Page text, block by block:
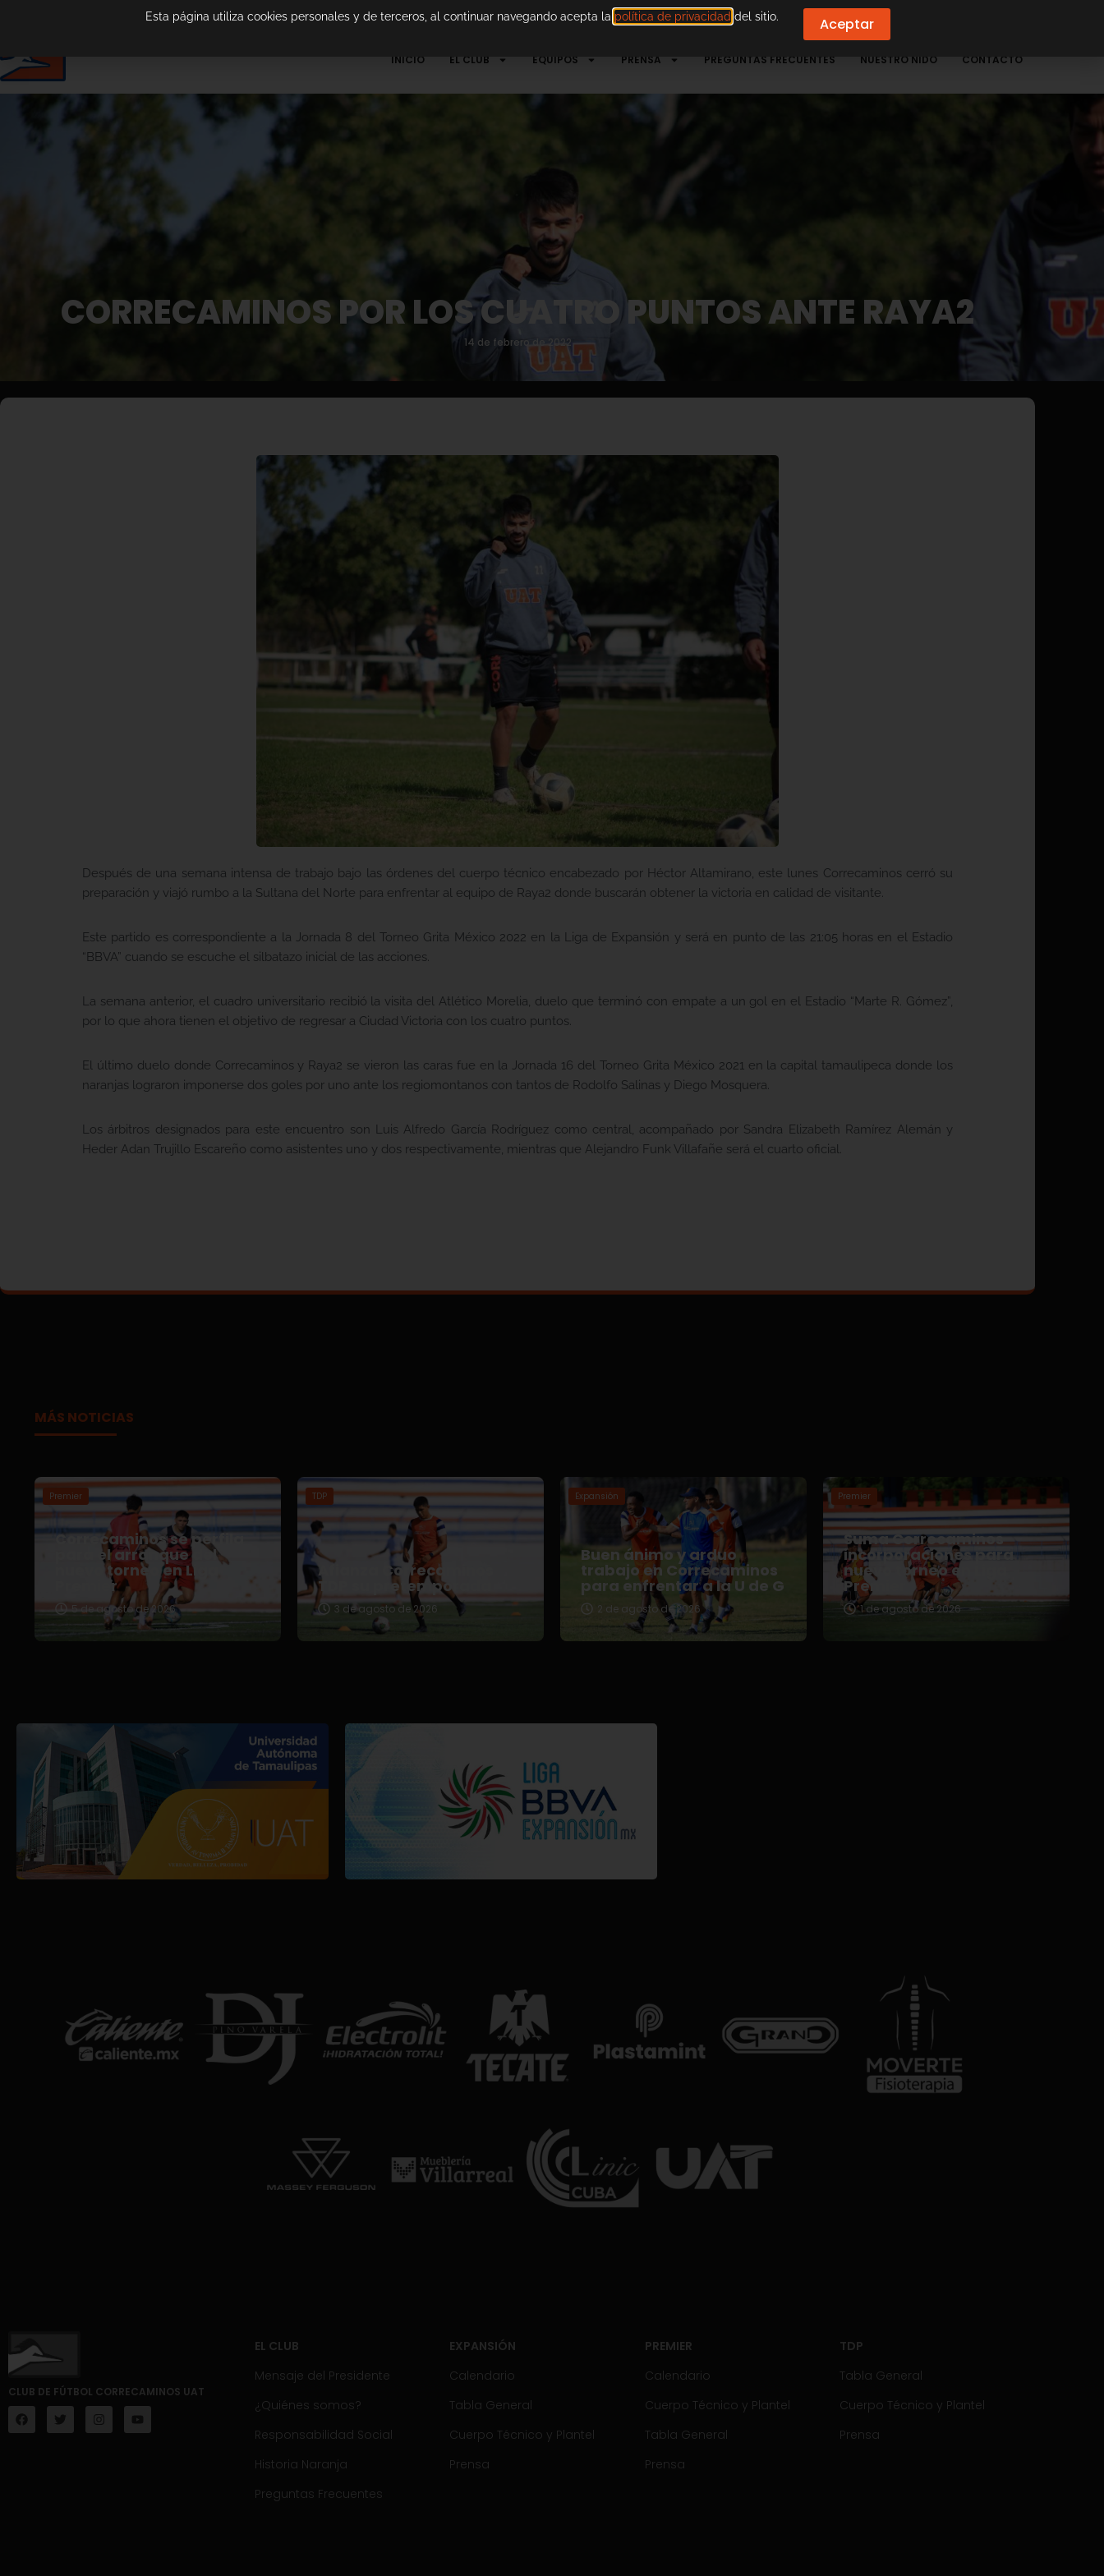
INICIO EL CLUB EQUIPOS PRENSA PREGUNTAS FRECUENTES NUESTRO NIDO CONTACTO
CORRECAMINOS POR LOS CUATRO PUNTOS ANTE RAYA2
14 de febrero de 2022
Después de una semana intensa de trabajo bajo las órdenes del cuerpo técnico encabezado por Héctor Altamirano, este lunes Correcaminos cerró su
preparación y viajó rumbo a la Sultana del Norte para enfrentar al equipo de Raya2 donde buscarán obtener la victoria en calidad de visitante.
Este partido es correspondiente a la Jornada 8 del Torneo Grita México 2022 en la Liga de Expansión y será en punto de las 21:05 horas en el Estadio
“BBVA” cuando se escuche el silbatazo inicial de las acciones.
La semana anterior, el cuadro universitario recibió la visita del Atlético Morelia, duelo que terminó con empate a un gol en el Estadio “Marte R. Gómez”,
por lo que ahora tienen el objetivo de regresar a Ciudad Victoria con los cuatro puntos.
El último duelo donde Correcaminos y Raya2 se vieron las caras fue en la Jornada 16 del Torneo Grita México 2021 en la capital tamaulipeca donde los
naranjas lograron imponerse dos goles por uno ante los regiomontanos con tantos de Rodolfo Salinas y Diego Mosquera.
Los árbitros designados para este encuentro son Luis Alfredo García Rodríguez como central, acompañado por Sandra Elizabeth Ramírez Alemán y
Heder Adan Trujillo Escareño como asistentes uno y dos respectivamente, mientras que Alejandro Funk Villafañe será el cuarto oficial.
MÁS NOTICIAS
Premier
Correcaminos se perfila
para el arranque del
nuevo torneo en Liga
Premier
5 de agosto de 2026
TDP
Afianza Correcaminos
TDP su pretemporada
3 de agosto de 2026
Expansión
Buen ánimo y arduo
trabajo en Correcaminos
para enfrentar a la U de G
2 de agosto de 2026
Premier
Suma Correcaminos
incorporaciones para
nuevo torneo en Liga
Premier
1 de agosto de 2026
CLUB DE FÚTBOL CORRECAMINOS UAT
EL CLUB
Mensaje del Presidente
¿Quiénes somos?
Responsabilidad Social
Historia Naranja
Preguntas Frecuentes
EXPANSIÓN
Calendario
Tabla General
Cuerpo Técnico y Plantel
Prensa
PREMIER
Calendario
Cuerpo Técnico y Plantel
Tabla General
Prensa
TDP
Tabla General
Cuerpo Técnico y Plantel
Prensa
Esta página utiliza cookies personales y de terceros, al continuar navegando acepta la política de privacidad del sitio. Aceptar